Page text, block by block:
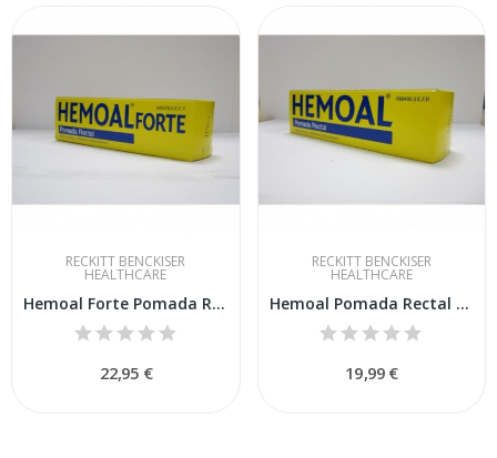
RECKITT BENCKISER
HEALTHCARE
Hemoal Forte Pomada Rectal 50 G
22,95 €
RECKITT BENCKISER
HEALTHCARE
Hemoal Pomada Rectal 50g
19,99 €